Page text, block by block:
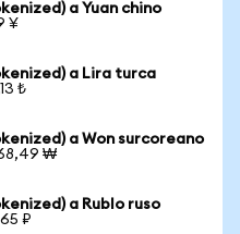
a Yuan chino
¥
a Lira turca
₺
a Won surcoreano
₩
a Rublo ruso
₽